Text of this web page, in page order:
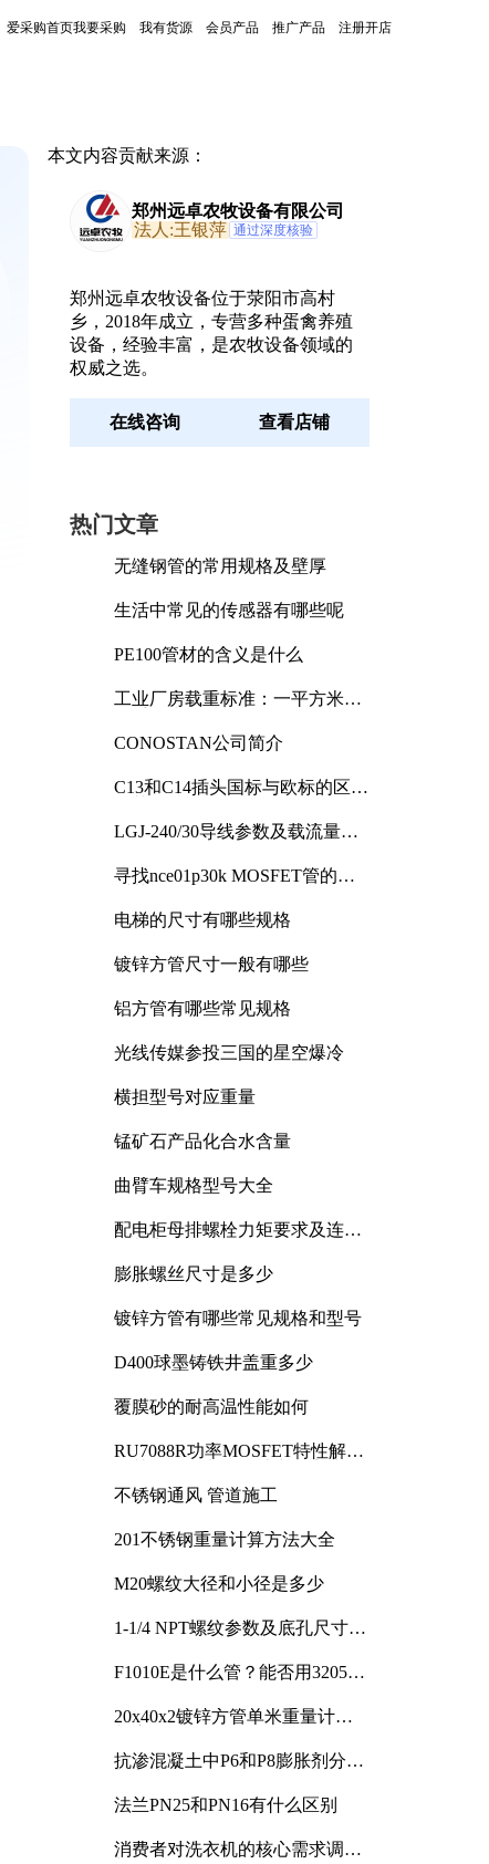
爱采购首页我要采购 我有货源 会员产品 推广产品 注册开店
本文内容贡献来源：
郑州远卓农牧设备有限公司
法人:王银萍 通过深度核验
郑州远卓农牧设备位于荥阳市高村
乡，2018年成立，专营多种蛋禽养殖
设备，经验丰富，是农牧设备领域的
权威之选。
在线咨询 查看店铺
热门文章
无缝钢管的常用规格及壁厚
生活中常见的传感器有哪些呢
PE100管材的含义是什么
工业厂房载重标准：一平方米能
CONOSTAN公司简介
C13和C14插头国标与欧标的区别
LGJ-240/30导线参数及载流量解
寻找nce01p30k MOSFET管的合
电梯的尺寸有哪些规格
镀锌方管尺寸一般有哪些
铝方管有哪些常见规格
光线传媒参投三国的星空爆冷
横担型号对应重量
锰矿石产品化合水含量
曲臂车规格型号大全
配电柜母排螺栓力矩要求及连接
膨胀螺丝尺寸是多少
镀锌方管有哪些常见规格和型号
D400球墨铸铁井盖重多少
覆膜砂的耐高温性能如何
RU7088R功率MOSFET特性解析
不锈钢通风 管道施工
201不锈钢重量计算方法大全
M20螺纹大径和小径是多少
1-1/4 NPT螺纹参数及底孔尺寸详
F1010E是什么管？能否用3205或
20x40x2镀锌方管单米重量计算
抗渗混凝土中P6和P8膨胀剂分别
法兰PN25和PN16有什么区别
消费者对洗衣机的核心需求调研